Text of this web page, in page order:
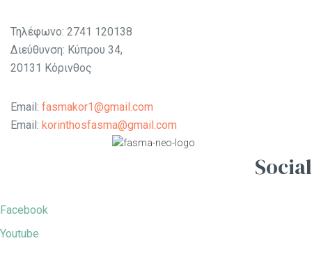
Τηλέφωνο: 2741 120138
Διεύθυνση: Κύπρου 34,
20131 Κόρινθος
Email: fasmakor1@gmail.com
Email: korinthosfasma@gmail.com
Social
Facebook
Youtube